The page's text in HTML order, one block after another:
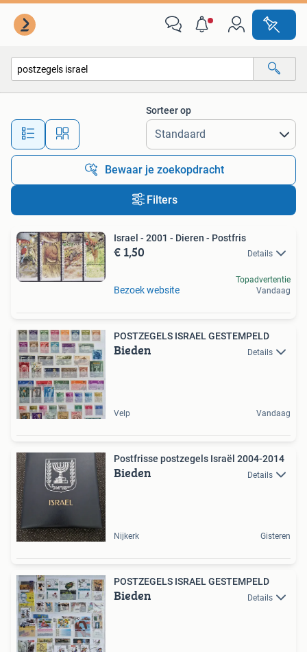
Alle afstanden…
Sorteer op
Bewaar je zoekopdracht
Filters
Israel - 2001 - Dieren - Postfris
€ 1,50 Details
Bezoek website
Topadvertentie
Vandaag
POSTZEGELS ISRAEL GESTEMPELD
Bieden Details
Velp Vandaag
Postfrisse postzegels Israël 2004-2014
Bieden Details
Nijkerk Gisteren
POSTZEGELS ISRAEL GESTEMPELD
Bieden Details